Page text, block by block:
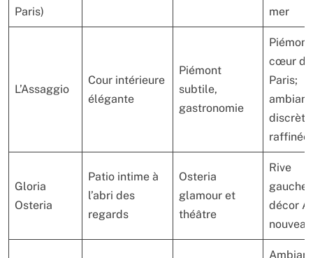
Paris)
mer
L’Assaggio
Cour intérieure
élégante
Piémont
subtile,
gastronomie
cœur de
Paris;
raffinée
Gloria
Osteria
Patio intime à
l’abri des
regards
Osteria
glamour et
théâtre
Rive
gauche,
décor
nouveau